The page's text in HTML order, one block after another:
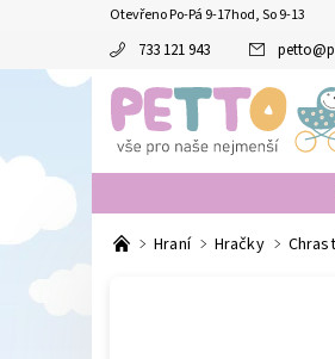
Otevřeno Po-Pá 9-17hod, So 9-13
733 121 943 petto@
Hraní Hračky